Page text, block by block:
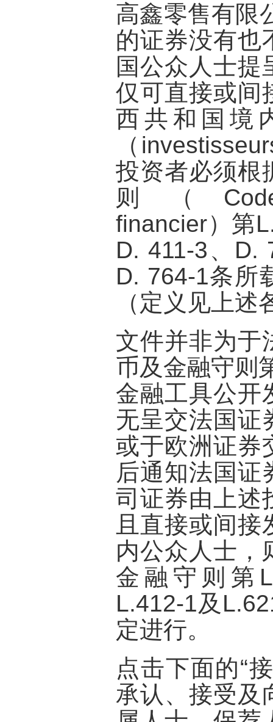
高鑫零售有限
的证券没有也
国公众人士提
仅可直接或间
西共和国境
（
投资者必须根
则（
financier）第
D. 411-3、D.
D. 764-1条所
（定义见上
文件并非为于
币及金融守则
金融工具公开
无呈交法国证
或于欧洲证券
后通知法国证
司证券由上述
且直接或间
内公众人士，
金融守则第
L.412-1及
定进行。
点击下面的“
承认、接受及